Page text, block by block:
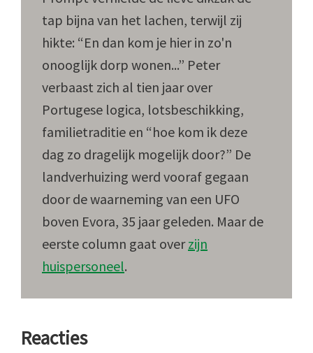
tap bijna van het lachen, terwijl zij
hikte: “En dan kom je hier in zo'n
onooglijk dorp wonen...” Peter
verbaast zich al tien jaar over
Portugese logica, lotsbeschikking,
familietraditie en “hoe kom ik deze
dag zo dragelijk mogelijk door?” De
landverhuizing werd vooraf gegaan
door de waarneming van een UFO
boven Evora, 35 jaar geleden. Maar de
eerste column gaat overzijn
huispersoneel.
Lees
Reacties